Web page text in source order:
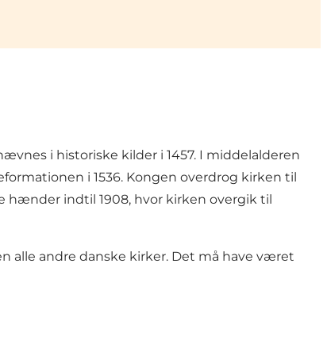
i historiske kilder i 1457. I middelalderen
i 1536. Kongen overdrog kirken til
hænder indtil 1908, hvor kirken overgik til
alle andre danske kirker. Det må have været